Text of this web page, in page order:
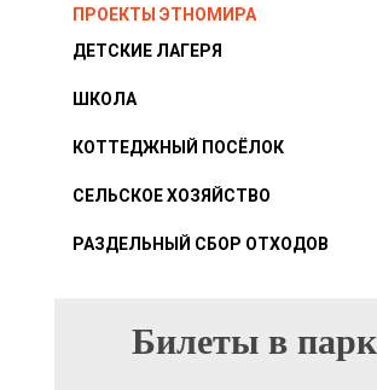
ПРОЕКТЫ ЭТНОМИРА
ДЕТСКИЕ ЛАГЕРЯ
ШКОЛА
КОТТЕДЖНЫЙ ПОСЁЛОК
СЕЛЬСКОЕ ХОЗЯЙСТВО
РАЗДЕЛЬНЫЙ СБОР ОТХОДОВ
БИЛЕТЫ В ПАРК
Билеты в парк